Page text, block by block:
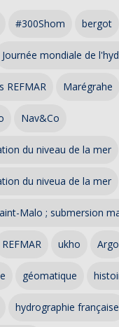
#300Shom bergot
Journée mondiale de
REFMAR Marégrahe
Nav&Co
du niveau de la mer
du niveua de la mer
Malo ; submersion
REFMAR ukho Argo
géomatique
hydrographie française